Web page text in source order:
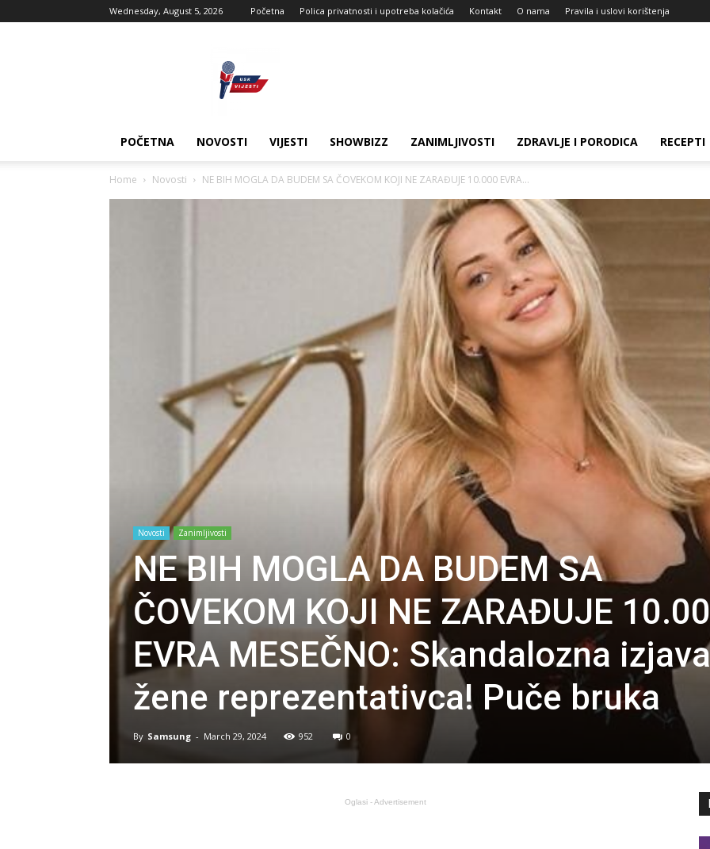
Wednesday, August 5, 2026 Početna Polica privatnosti i upotreba kolačića Kontakt O nama Pravila i uslovi korištenja
POČETNA NOVOSTI VIJESTI SHOWBIZZ ZANIMLJIVOSTI ZDRAVLJE I PORODICA RECEPTI
Home Novosti NE BIH MOGLA DA BUDEM SA ČOVEKOM KOJI NE ZARAĐUJE 10.000 EVRA...
Novosti Zanimljivosti
NE BIH MOGLA DA BUDEM SA
ČOVEKOM KOJI NE ZARAĐUJE
EVRA MESEČNO: Skandalozna izjava
žene reprezentativca! Puče bruka
By Samsung - March 29, 2024 952 0
Oglasi - Advertisement